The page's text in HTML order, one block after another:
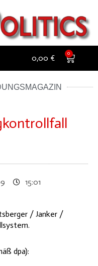
0,00 € 0
15:01
/ Janker /
dpa):